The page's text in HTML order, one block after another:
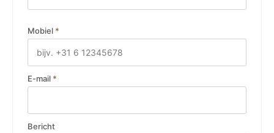
Mobiel *
E-mail *
Bericht